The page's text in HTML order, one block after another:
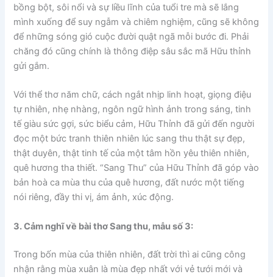
bồng bột, sôi nổi và sự liều lĩnh của tuổi tre mà sẽ lắng
mình xuống để suy ngẫm và chiêm nghiệm, cũng sẽ không
để những sóng gió cuộc đười quật ngã mỗi bước đi. Phải
chăng đó cũng chính là thông điệp sâu sắc mã Hữu thỉnh
gửi gắm.
Với thể thơ năm chữ, cách ngắt nhịp linh hoạt, giọng điệu
tự nhiên, nhẹ nhàng, ngôn ngữ hình ảnh trong sáng, tinh
tế giàu sức gợi, sức biểu cảm, Hữu Thỉnh đã gửi đến người
đọc một bức tranh thiên nhiên lúc sang thu thật sự đẹp,
thật duyên, thật tinh tế của một tâm hồn yêu thiên nhiên,
quê hương tha thiết. “Sang Thu” của Hữu Thỉnh đã góp vào
bản hoà ca mùa thu của quê hương, đất nước một tiếng
nói riêng, đầy thi vị, ám ảnh, xúc động.
3. Cảm nghĩ về bài thơ Sang thu, mẫu số 3:
Trong bốn mùa của thiên nhiên, đất trời thì ai cũng công
nhận rằng mùa xuân là mùa đẹp nhất với vẻ tưới mới và